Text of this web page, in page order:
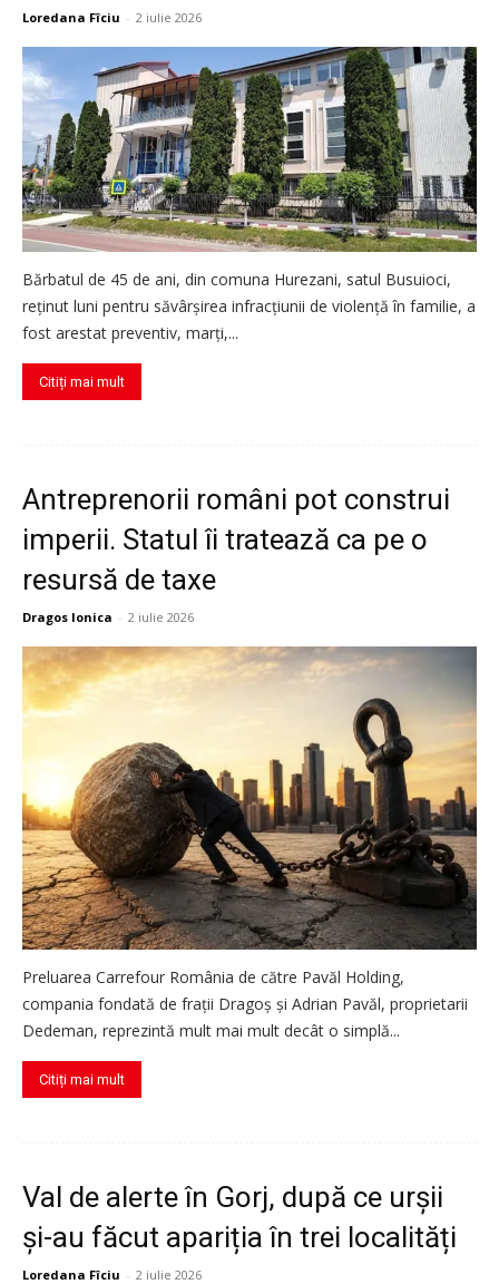
Loredana Fîciu - 2 iulie 2026
Bărbatul de 45 de ani, din comuna Hurezani, satul Busuioci,
reținut luni pentru săvârșirea infracțiunii de violență în familie, a
fost arestat preventiv, marți,...
Citiți mai mult
Antreprenorii români pot construi
imperii. Statul îi tratează ca pe o
resursă de taxe
Dragos Ionica - 2 iulie 2026
Preluarea Carrefour România de către Pavăl Holding,
compania fondată de frații Dragoș și Adrian Pavăl, proprietarii
Dedeman, reprezintă mult mai mult decât o simplă...
Citiți mai mult
Val de alerte în Gorj, după ce urșii
și-au făcut apariția în trei localități
Loredana Fîciu - 2 iulie 2026